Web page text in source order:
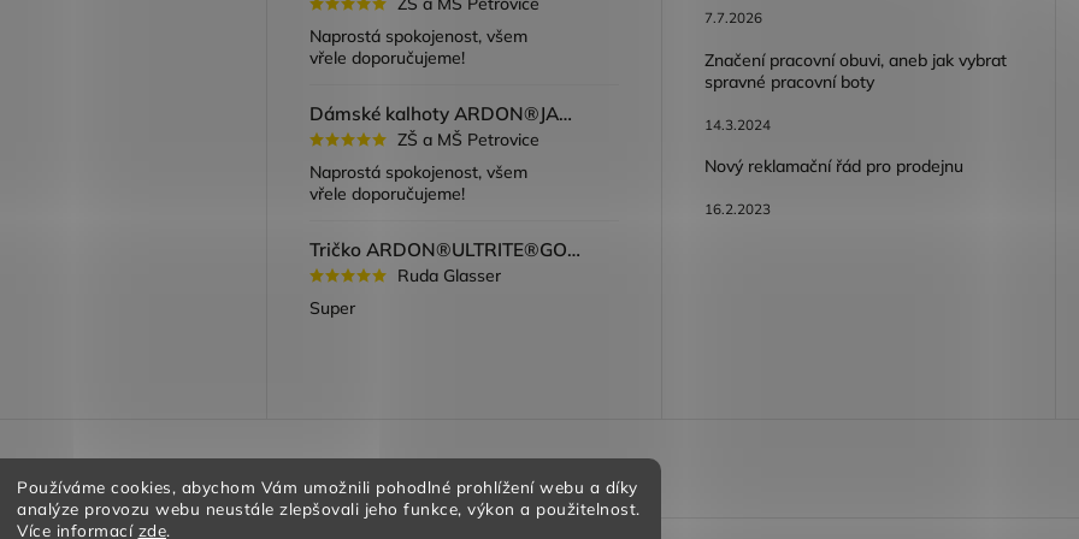
Používáme cookies, abychom Vám umožnili pohodlné prohlížení webu a díky
analýze provozu webu neustále zlepšovali jeho funkce, výkon a použitelnost.
Více informací zde.
Naprostá spokojenost, všem
vřele doporučujeme!
Dámské kalhoty ARDON®JASVENA šedá
ZŠ a MŠ Petrovice
Naprostá spokojenost, všem
vřele doporučujeme!
Tričko ARDON®ULTRITE®GO! dámské růžová
Ruda Glasser
Super
7.7.2026
Značení pracovní obuvi, aneb jak vybrat
spravné pracovní boty
14.3.2024
Nový reklamační řád pro prodejnu
16.2.2023